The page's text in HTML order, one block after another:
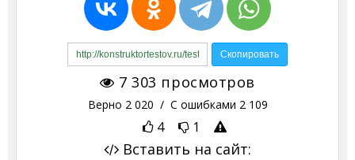
7 303 просмотров
Верно 2 020 / С ошибками 2 109
4 1
Вставить на сайт: